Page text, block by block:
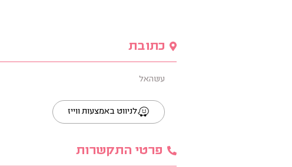
כתובת
עשהאל
לניווט באמצעות ווייז
פרטי התקשרות